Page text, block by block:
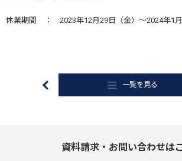
休業期間 ： 2023年12月29日（金）～2024年1月
一覧を見る
資料請求・お問い合わせは